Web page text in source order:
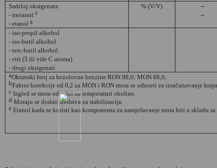
Sadržaj oksigenata
- metanold
- etanolg
% (V/V)
--
--
- iso-propil alkohol
- iso-butil alkohol
- terc-butil alkohol
- etri (5 ili više C atoma)
- drugi oksigenati
aOktanski broj za bezolovne benzine RON 98,0; MON 88,0;
bFaktor korekcije od 0,2 za MON i RON mora se oduzeti za izračunavanje
cIzgled se mora odrediti na temperaturi okoline.
dMoraju se dodati sredstva za stabilizaciju
eEtanol kada se koristi kao komponenta za namješavanje mora biti u skladu